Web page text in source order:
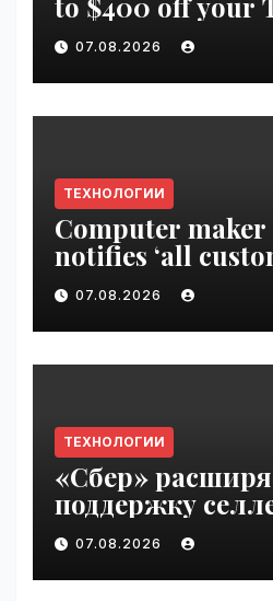
Disrupt 2026
VseTime.ru
07.08.2026
ТЕХНОЛОГИИ
Computer
notifies ‘all
data breach |
07.08.2026
ТЕХНОЛОГИИ
«Сбер»
поддержку
пострадавших от
инцидентов на
Wildberries |
07.08.2026